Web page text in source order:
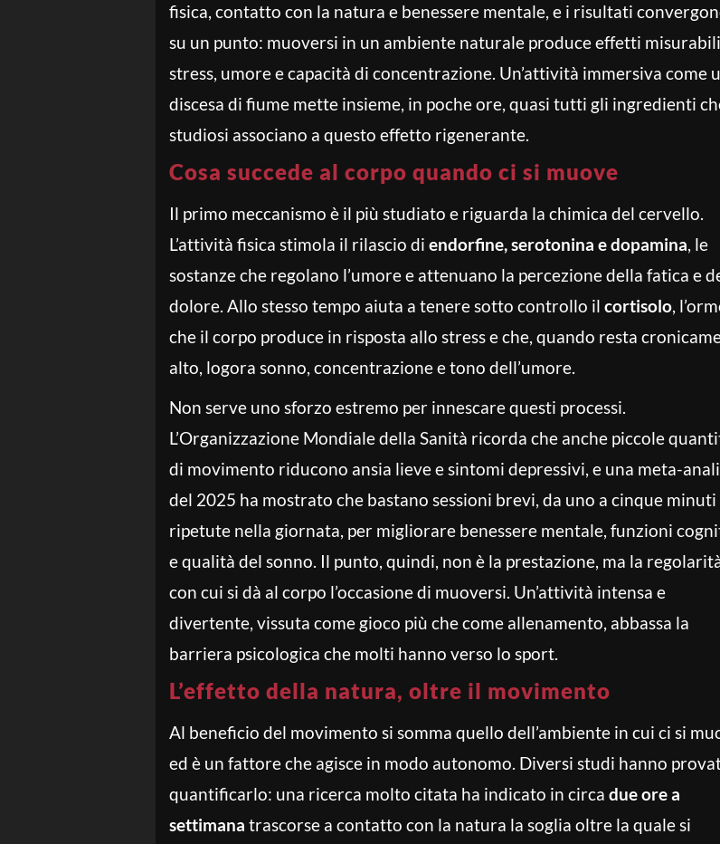
fisica, contatto con la natura e benessere mentale, e i risultati
su un punto: muoversi in un ambiente naturale produce effetti
stress, umore e capacità di concentrazione. Un’attività immersiva come
discesa di fiume mette insieme, in poche ore, quasi tutti gli ingredienti
studiosi associano a questo effetto rigenerante.
Cosa succede al corpo quando ci si muove
Il primo meccanismo è il più studiato e riguarda la chimica del cervello.
L’attività fisica stimola il rilascio di endorfine, serotonina e dopamina, le
sostanze che regolano l’umore e attenuano la percezione della fatica e
dolore. Allo stesso tempo aiuta a tenere sotto controllo il cortisolo,
che il corpo produce in risposta allo stress e che, quando resta
alto, logora sonno, concentrazione e tono dell’umore.
Non serve uno sforzo estremo per innescare questi processi.
L’Organizzazione Mondiale della Sanità ricorda che anche piccole
di movimento riducono ansia lieve e sintomi depressivi, e una meta-
del 2025 ha mostrato che bastano sessioni brevi, da uno a cinque minuti
ripetute nella giornata, per migliorare benessere mentale, funzioni
e qualità del sonno. Il punto, quindi, non è la prestazione, ma la
con cui si dà al corpo l’occasione di muoversi. Un’attività intensa e
divertente, vissuta come gioco più che come allenamento, abbassa la
barriera psicologica che molti hanno verso lo sport.
L’effetto della natura, oltre il movimento
Al beneficio del movimento si somma quello dell’ambiente in cui ci si
ed è un fattore che agisce in modo autonomo. Diversi studi hanno
quantificarlo: una ricerca molto citata ha indicato in circa due ore a
settimana trascorse a contatto con la natura la soglia oltre la quale si